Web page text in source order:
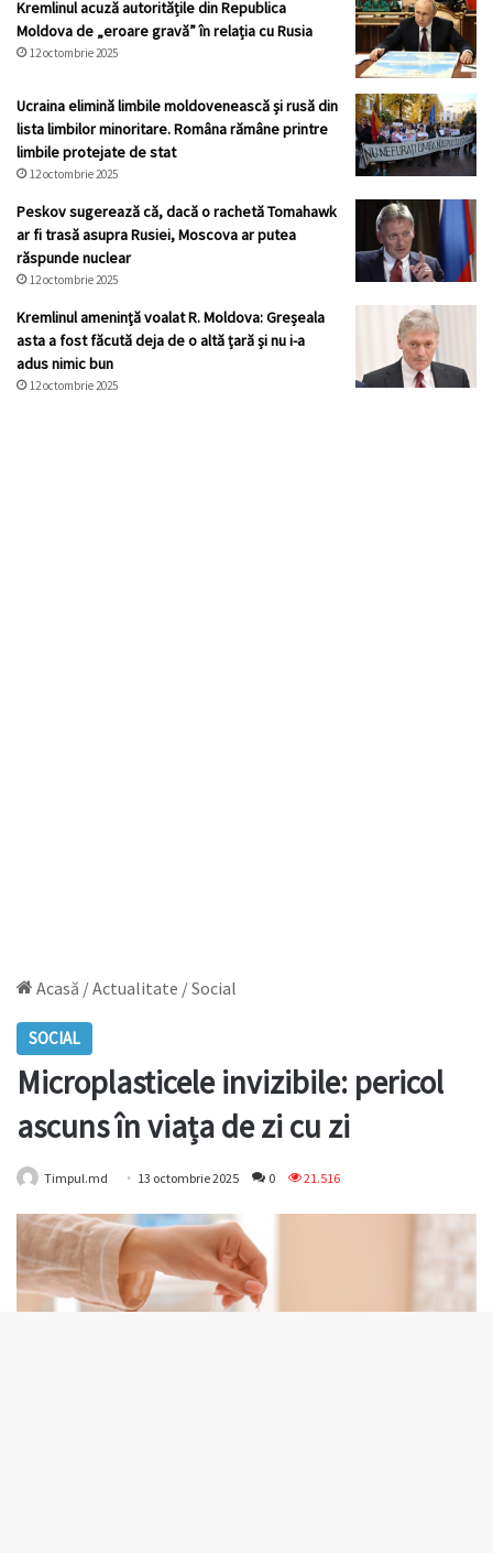
Kremlinul acuză autoritățile din Republica
Moldova de „eroare gravă” în relația cu Rusia
12 octombrie 2025
Ucraina elimină limbile moldovenească și rusă din
lista limbilor minoritare. Româna rămâne printre
limbile protejate de stat
12 octombrie 2025
Peskov sugerează că, dacă o rachetă Tomahawk
ar fi trasă asupra Rusiei, Moscova ar putea
răspunde nuclear
12 octombrie 2025
Kremlinul ameninţă voalat R. Moldova: Greșeala
asta a fost făcută deja de o altă țară și nu i-a
adus nimic bun
12 octombrie 2025